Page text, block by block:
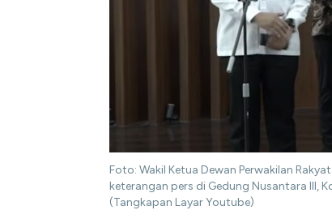
Foto: Wakil Ketua Dewan Perwakilan
keterangan pers di Gedung Nusantara III,
(Tangkapan Layar Youtube)